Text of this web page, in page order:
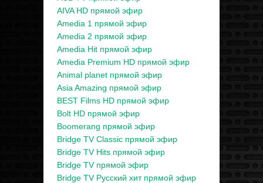
AIVA HD прямой эфир
Amedia 1 прямой эфир
Amedia 2 прямой эфир
Amedia Hit прямой эфир
Amedia Premium HD прямой эфир
Animal planet прямой эфир
Asia Amazing прямой эфир
BEST Films HD прямой эфир
Bolt HD прямой эфир
Boomerang прямой эфир
Bridge TV Classic прямой эфир
Bridge TV Hits прямой эфир
Bridge TV прямой эфир
Bridge TV Русский хит прямой эфир